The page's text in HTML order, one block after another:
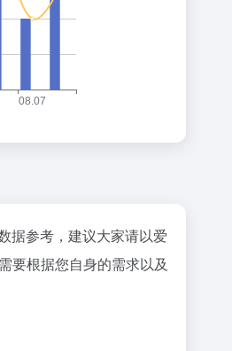
据参考，建议大家请以爱
要根据您自身的需求以及